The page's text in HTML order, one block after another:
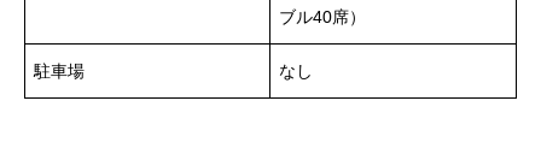
ブル40席）
駐車場 なし